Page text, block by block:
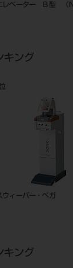
レベーター Ｂ型 （Ｎ
キング
位
ウィーパー・ベガ
キング